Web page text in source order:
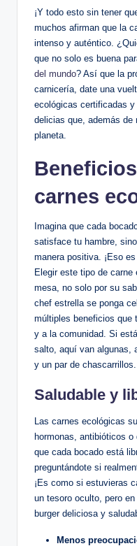
¡Y todo esto sin tener
muchos afirman que la
intenso y auténtico.
que no solo es buena
del mundo? Así que la
carnicería, date una
ecológicas certificadas
delicias que, además de
planeta.
carnes
Imagina que cada
satisface tu hambre,
manera positiva. ¡Eso
Elegir este tipo de carne
mesa, no solo por su
chef estrella se ponga
múltiples beneficios que
y a la comunidad. Si
salto, aquí van algunas,
y un par de chascarrillos.
Saludable y
Las carnes ecológicas
hormonas, antibióticos
que cada bocado está
preguntándote si
¡Es como si estuvieras
un tesoro oculto, pero
burger deliciosa y
Menos